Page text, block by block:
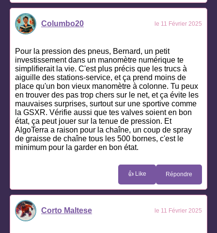
Columbo20 le 11 Février 2025
Pour la pression des pneus, Bernard, un petit
investissement dans un manomètre numérique te
simplifierait la vie. C'est plus précis que les trucs à
aiguille des stations-service, et ça prend moins de
place qu'un bon vieux manomètre à colonne. Tu peux
en trouver des pas trop chers sur le net, et ça évite les
mauvaises surprises, surtout sur une sportive comme
la GSXR. Vérifie aussi que tes valves soient en bon
état, ça peut jouer sur la tenue de pression. Et
AlgoTerra a raison pour la chaîne, un coup de spray
de graisse de chaîne tous les 500 bornes, c'est le
minimum pour la garder en bon état.
👍 Like Répondre
Corto Maltese le 11 Février 2025